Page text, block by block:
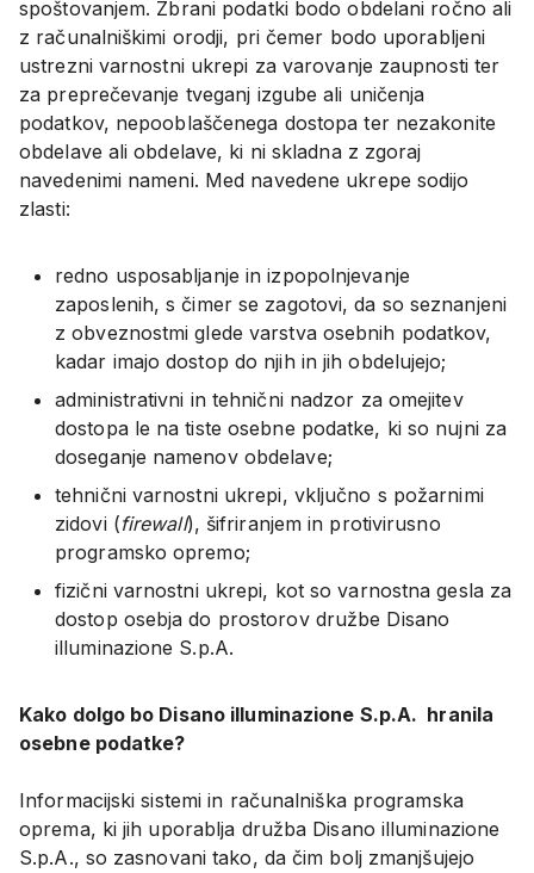
spoštovanjem. Zbrani podatki bodo obdelani ročno ali
z računalniškimi orodji, pri čemer bodo uporabljeni
ustrezni varnostni ukrepi za varovanje zaupnosti ter
za preprečevanje tveganj izgube ali uničenja
podatkov, nepooblaščenega dostopa ter nezakonite
obdelave ali obdelave, ki ni skladna z zgoraj
navedenimi nameni. Med navedene ukrepe sodijo
zlasti:
redno usposabljanje in izpopolnjevanje
zaposlenih, s čimer se zagotovi, da so seznanjeni
z obveznostmi glede varstva osebnih podatkov,
kadar imajo dostop do njih in jih obdelujejo;
administrativni in tehnični nadzor za omejitev
dostopa le na tiste osebne podatke, ki so nujni za
doseganje namenov obdelave;
tehnični varnostni ukrepi, vključno s požarnimi
zidovi (firewall), šifriranjem in protivirusno
programsko opremo;
fizični varnostni ukrepi, kot so varnostna gesla za
dostop osebja do prostorov družbe Disano
illuminazione S.p.A.
Kako dolgo bo Disano illuminazione S.p.A. hranila
osebne podatke?
Informacijski sistemi in računalniška programska
oprema, ki jih uporablja družba Disano illuminazione
S.p.A., so zasnovani tako, da čim bolj zmanjšujejo